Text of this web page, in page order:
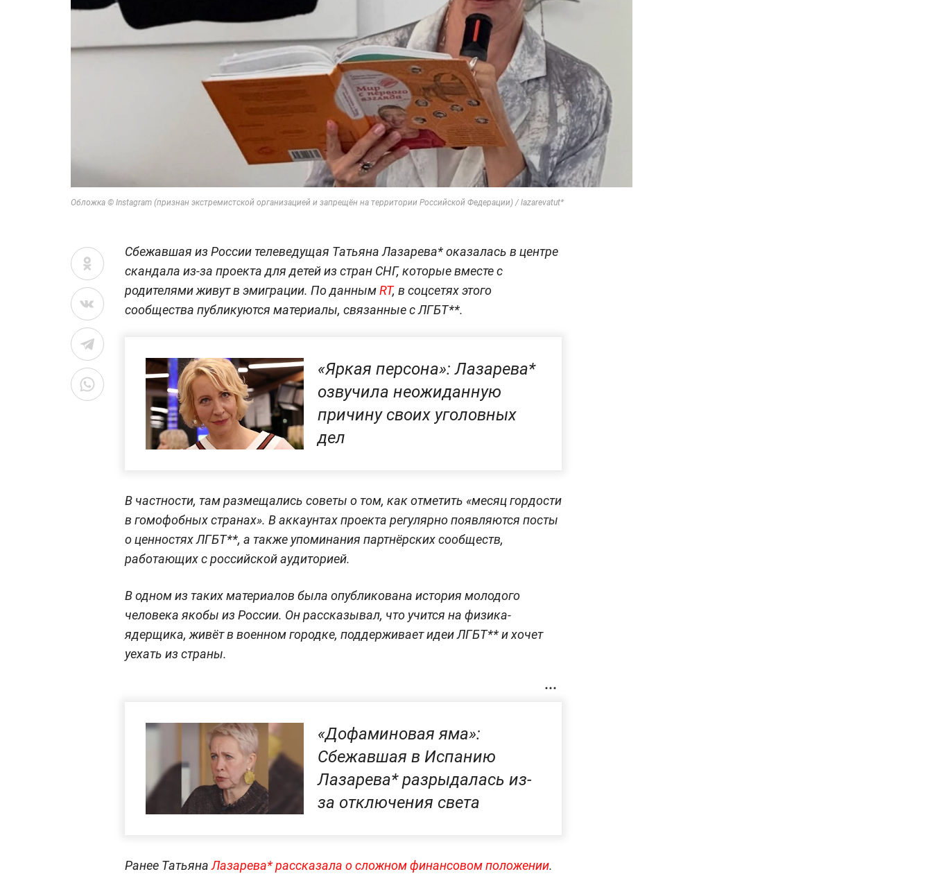
Обложка © Instagram (признан экстремистской организацией и запрещён на территории Российской Федерации) / lazarevatut*
Сбежавшая из России телеведущая Татьяна Лазарева* оказалась в центре
скандала из-за проекта для детей из стран СНГ, которые вместе с
родителями живут в эмиграции. По даннымRT, в соцсетях этого
сообщества публикуются материалы, связанные с ЛГБТ**.
«Яркая персона»: Лазарева*
озвучила неожиданную
причину своих уголовных
дел
В частности, там размещались советы о том, как отметить «месяц гордости
в гомофобных странах». В аккаунтах проекта регулярно появляются посты
о ценностях ЛГБТ**, а также упоминания партнёрских сообществ,
работающих с российской аудиторией.
В одном из таких материалов была опубликована история молодого
человека якобы из России. Он рассказывал, что учится на физика-
ядерщика, живёт в военном городке, поддерживает идеи ЛГБТ** и хочет
уехать из страны.
«Дофаминовая яма»:
Сбежавшая в Испанию
Лазарева* разрыдалась из-
за отключения света
Ранее ТатьянаЛазарева* рассказала о сложном финансовом положении.